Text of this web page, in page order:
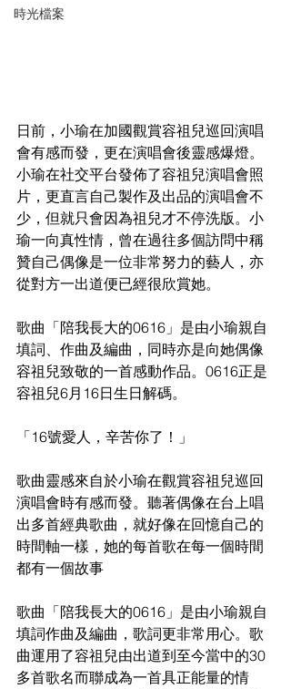
時光檔案
日前，小瑜在加國觀賞容祖兒巡回演唱
會有感而發，更在演唱會後靈感爆燈。
小瑜在社交平台發佈了容祖兒演唱會照
片，更直言自己製作及出品的演唱會不
少，但就只會因為祖兒才不停洗版。小
瑜一向真性情，曾在過往多個訪問中稱
贊自己偶像是一位非常努力的藝人，亦
從對方一出道便已經很欣賞她。
歌曲「陪我長大的0616」是由小瑜親自
填詞、作曲及編曲，同時亦是向她偶像
容祖兒致敬的一首感動作品。0616正是
容祖兒6月16日生日解碼。
「16號愛人，辛苦你了！」
歌曲靈感來自於小瑜在觀賞容祖兒巡回
演唱會時有感而發。聽著偶像在台上唱
出多首經典歌曲，就好像在回憶自己的
時間軸一樣，她的每首歌在每一個時間
都有一個故事
歌曲「陪我長大的0616」是由小瑜親自
填詞作曲及編曲，歌詞更非常用心。歌
曲運用了容祖兒由出道到至今當中的30
多首歌名而聯成為一首具正能量的情